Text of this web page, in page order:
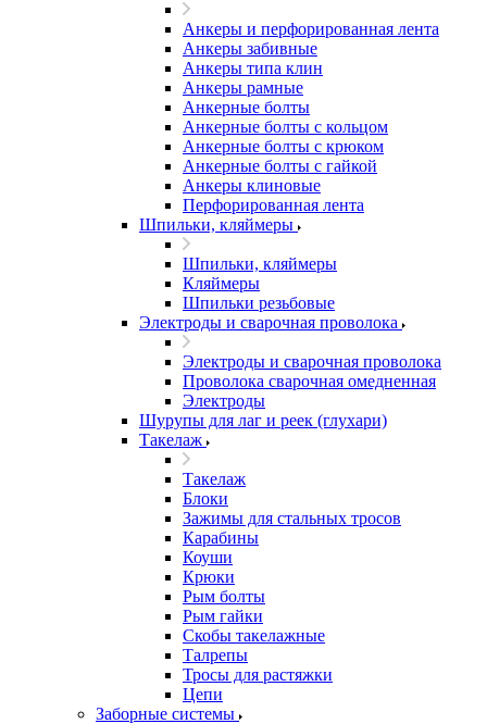
Анкеры и перфорированная лента
Анкеры забивные
Анкеры типа клин
Анкеры рамные
Анкерные болты
Анкерные болты с кольцом
Анкерные болты с крюком
Анкерные болты с гайкой
Анкеры клиновые
Перфорированная лента
Шпильки, кляймеры
Шпильки, кляймеры
Кляймеры
Шпильки резьбовые
Электроды и сварочная проволока
Электроды и сварочная проволока
Проволока сварочная омедненная
Электроды
Шурупы для лаг и реек (глухари)
Такелаж
Такелаж
Блоки
Зажимы для стальных тросов
Карабины
Коуши
Крюки
Рым болты
Рым гайки
Скобы такелажные
Талрепы
Тросы для растяжки
Цепи
Заборные системы